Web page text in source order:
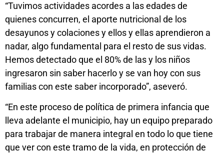
“Tuvimos actividades acordes a las edades de
quienes concurren, el aporte nutricional de los
desayunos y colaciones y ellos y ellas aprendieron a
nadar, algo fundamental para el resto de sus vidas.
Hemos detectado que el 80% de las y los niños
ingresaron sin saber hacerlo y se van hoy con sus
familias con este saber incorporado”, aseveró.
“En este proceso de política de primera infancia que
lleva adelante el municipio, hay un equipo preparado
para trabajar de manera integral en todo lo que tiene
que ver con este tramo de la vida, en protección de